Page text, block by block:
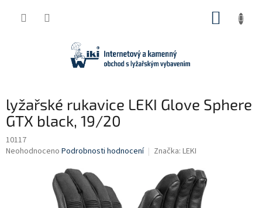
lyžařské rukavice LEKI Glove Sphere
GTX black, 19/20
10117
Průměrné
Neohodnoceno Podrobnosti hodnocení Značka: LEKI